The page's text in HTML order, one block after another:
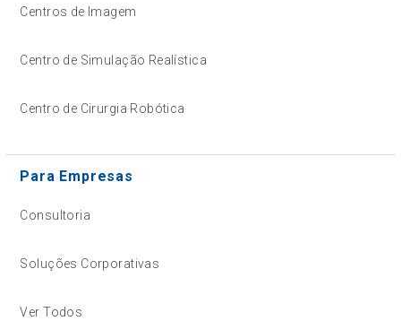
Centros de Imagem
Centro de Simulação Realística
Centro de Cirurgia Robótica
Para Empresas
Consultoria
Soluções Corporativas
Ver Todos